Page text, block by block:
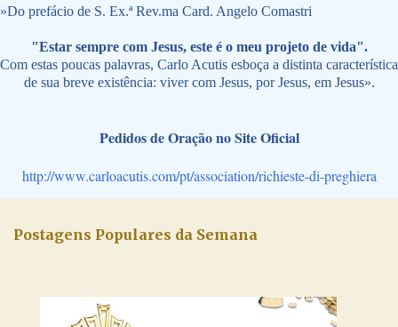
»Do prefácio de S. Ex.ª Rev.ma Card. Angelo Comastri
"Estar sempre com Jesus, este é o meu projeto de vida".
Com estas poucas palavras, Carlo Acutis esboça a distinta característica
de sua breve existência: viver com Jesus, por Jesus, em Jesus».
Pedidos de Oração no Site Oficial
http://www.carloacutis.com/pt/association/richieste-di-preghiera
Postagens Populares da Semana